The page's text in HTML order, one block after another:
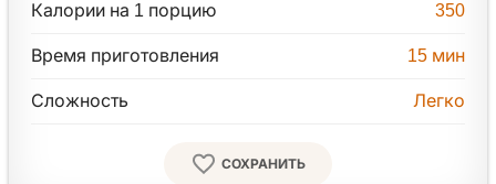
Калории на 1 порцию 350
Время приготовления 15 мин
Сложность Легко
СОХРАНИТЬ